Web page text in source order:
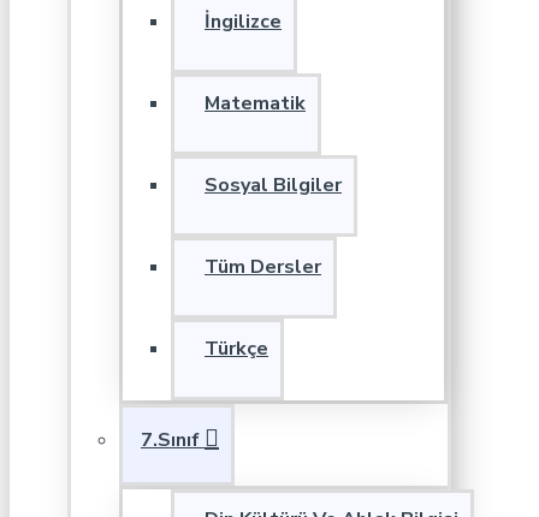
İngilizce
Matematik
Sosyal Bilgiler
Tüm Dersler
Türkçe
7.Sınıf